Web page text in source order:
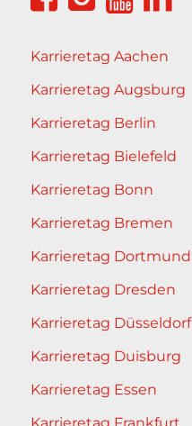
Karrieretag Aachen
Karrieretag Augsburg
Karrieretag Berlin
Karrieretag Bielefeld
Karrieretag Bonn
Karrieretag Bremen
Karrieretag Dortmund
Karrieretag Dresden
Karrieretag Düsseldorf
Karrieretag Duisburg
Karrieretag Essen